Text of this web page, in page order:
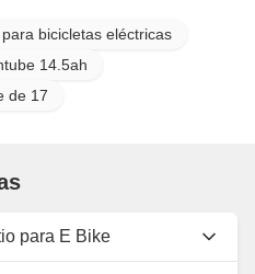
bicicletas eléctricas
14.5ah
de 17
para E Bike